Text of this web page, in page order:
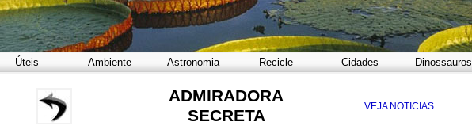
Úteis Ambiente Astronomia Recicle Cidades Dinossauros
ADMIRADORA
SECRETA
VEJA NOTICIAS